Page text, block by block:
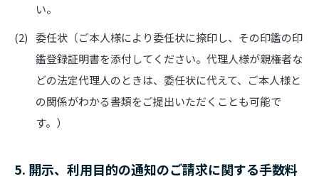
い。
委任状（ご本人様により委任状に捺印し、その印鑑の印
鑑登録証明書を添付してください。代理人様が親権者な
どの法定代理人のときは、委任状に代えて、ご本人様と
の関係がわかる書類をご提出いただくことも可能で
す。）
5. 開示、利用目的の通知のご請求に関する手数料